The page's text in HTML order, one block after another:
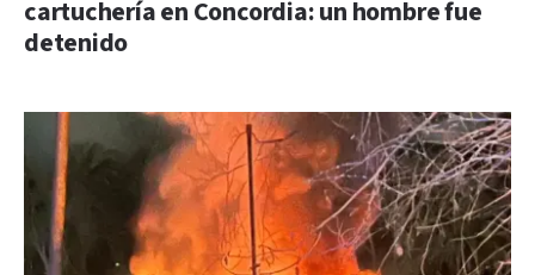
cartuchería en Concordia: un hombre fue
detenido